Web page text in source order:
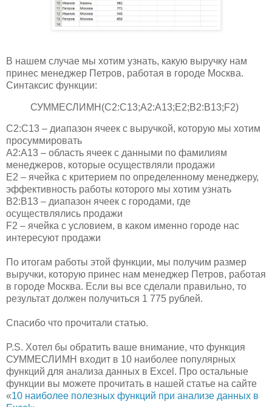
В нашем случае мы хотим узнать, какую выручку нам
принес менеджер Петров, работая в городе Москва.
Синтаксис функции:
СУММЕСЛИМН(C2:C13;A2:A13;E2;B2:B13;F2)
C2:C13 – диапазон ячеек с выручкой, которую мы хотим
просуммировать
A2:A13 – область ячеек с данными по фамилиям
менеджеров, которые осуществляли продажи
E2 – ячейка с критерием по определенному менеджеру,
эффективность работы которого мы хотим узнать
B2:B13 – диапазон ячеек с городами, где
осуществлялись продажи
F2 – ячейка с условием, в каком именно городе нас
интересуют продажи
По итогам работы этой функции, мы получим размер
выручки, которую принес нам менеджер Петров, работая
в городе Москва. Если вы все сделали правильно, то
результат должен получиться 1 775 рублей.
Спасибо что прочитали статью.
P.S. Хотел бы обратить ваше внимание, что функция
СУММЕСЛИМН входит в 10 наиболее популярных
функций для анализа данных в Excel. Про остальные
функции вы можете прочитать в нашей статье на сайте
«10 наиболее полезных функций при анализе данных в